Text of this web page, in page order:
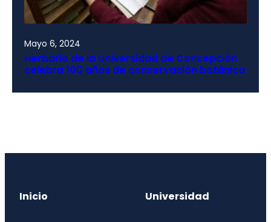
Mayo 6, 2024
Herbario de la Universidad de Concepción
celebra 100 años de conservación botánica
Inicio Universidad